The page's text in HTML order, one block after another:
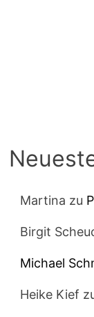
Martina zu
Birgit
Michael
Heike Kief